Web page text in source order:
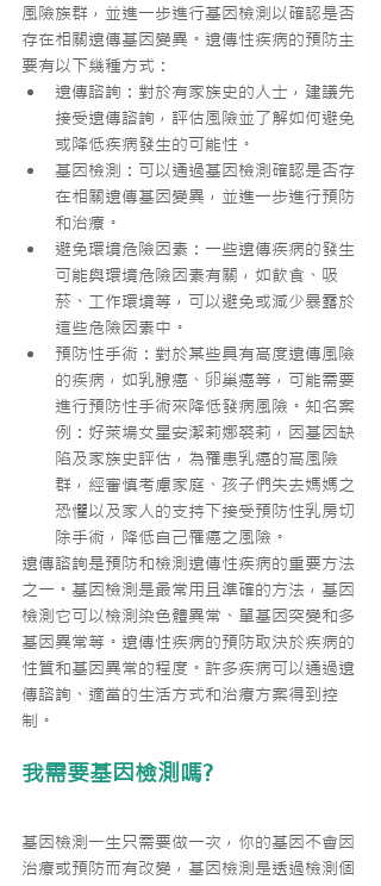
風險族群，並進一步進行基因檢測以確認是否
存在相關遺傳基因變異。遺傳性疾病的預防主
要有以下幾種方式：
遺傳諮詢：對於有家族史的人士，建議先
接受遺傳諮詢，評估風險並了解如何避免
或降低疾病發生的可能性。
基因檢測：可以通過基因檢測確認是否存
在相關遺傳基因變異，並進一步進行預防
和治療。
避免環境危險因素：一些遺傳疾病的發生
可能與環境危險因素有關，如飲食、吸
菸、工作環境等，可以避免或減少暴露於
這些危險因素中。
預防性手術：對於某些具有高度遺傳風險
的疾病，如乳腺癌、卵巢癌等，可能需要
進行預防性手術來降低發病風險。知名案
例：好萊塢女星安潔莉娜裘莉，因基因缺
陷及家族史評估，為罹患乳癌的高風險
群，經審慎考慮家庭、孩子們失去媽媽之
恐懼以及家人的支持下接受預防性乳房切
除手術，降低自己罹癌之風險。
遺傳諮詢是預防和檢測遺傳性疾病的重要方法
之一。基因檢測是最常用且準確的方法，基因
檢測它可以檢測染色體異常、單基因突變和多
基因異常等。遺傳性疾病的預防取決於疾病的
性質和基因異常的程度。許多疾病可以通過遺
傳諮詢、適當的生活方式和治療方案得到控
制。
我需要基因檢測嗎?
基因檢測一生只需要做一次，你的基因不會因
治療或預防而有改變，基因檢測是透過檢測個